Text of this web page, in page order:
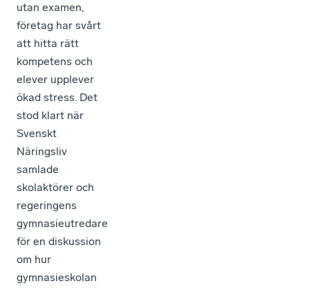
utan examen,
företag har svårt
att hitta rätt
kompetens och
elever upplever
ökad stress. Det
stod klart när
Svenskt
Näringsliv
samlade
skolaktörer och
regeringens
gymnasieutredare
för en diskussion
om hur
gymnasieskolan